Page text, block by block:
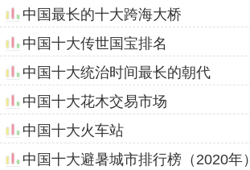
中国最长的十大跨海大桥
中国十大传世国宝排名
中国十大统治时间最长的朝代
中国十大花木交易市场
中国十大火车站
中国十大避暑城市排行榜（2020年）